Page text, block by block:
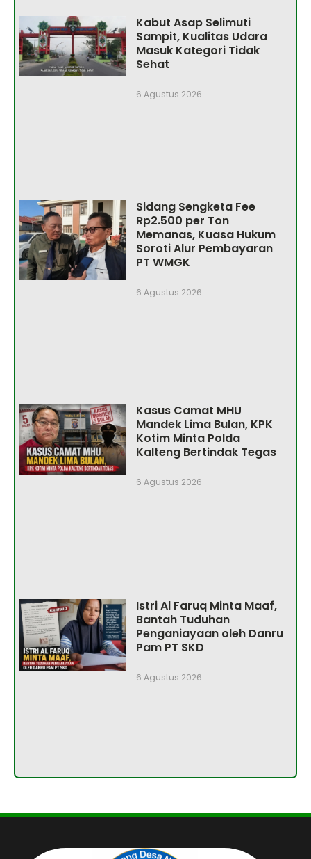
Kabut Asap Selimuti
Sampit, Kualitas Udara
Masuk Kategori Tidak
Sehat
6 Agustus 2026
Sidang Sengketa Fee
Rp2.500 per Ton
Memanas, Kuasa Hukum
Soroti Alur Pembayaran
PT WMGK
6 Agustus 2026
Kasus Camat MHU
Mandek Lima Bulan, KPK
Kotim Minta Polda
Kalteng Bertindak Tegas
6 Agustus 2026
Istri Al Faruq Minta Maaf,
Bantah Tuduhan
Penganiayaan oleh Danru
Pam PT SKD
6 Agustus 2026